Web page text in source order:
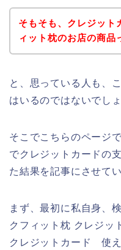
そもそも、クレジット
ィット枕のお店の商品
と、思っている人も、
はいるのではないでし
そこでこちらのページ
でクレジットカードの
た結果を記事にさせて
まず、最初に私自身、
クフィット枕 クレジッ
クレジットカード 使